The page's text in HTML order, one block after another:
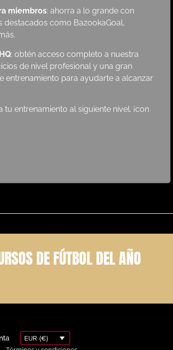
miembros: ahorra a lo grande con
destacados como BazookaGoal,
: obtén acceso completo a nuestra
de nivel profesional y una gran
entrenamiento para ayudarte a alcanzar
entrenamiento al siguiente nivel. ¡con
DE FÚTBOL DEL AÑO
EUR (€)